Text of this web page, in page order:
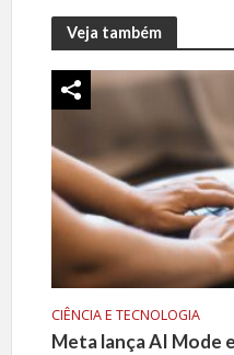
Veja também
CIÊNCIA E TECNOLOGIA
Meta lança AI Mode